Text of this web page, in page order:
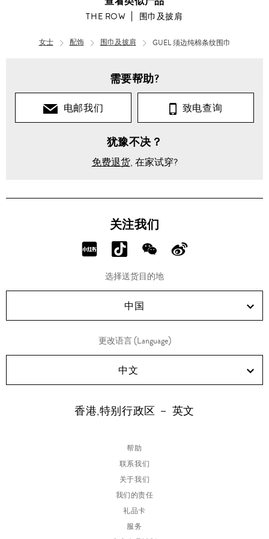
THE ROW 围巾及披肩
女士 配饰 围巾及披肩 GUEL 须边纯棉条纹围巾
需要帮助?
电邮我们 致电查询
犹豫不决？
免费退货, 在家试穿?
关注我们
分
RED!
分
享
Douyin!
分
享
WeChat!
分
Weibo!
选择送货目的地
中国
更改语言 (Language)
中文
香港,特别行政区 － 英文
帮助
联系我们
关于我们
我们的责任
礼品卡
服务